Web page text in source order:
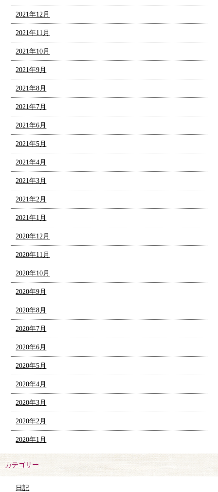
2021年12月
2021年11月
2021年10月
2021年9月
2021年8月
2021年7月
2021年6月
2021年5月
2021年4月
2021年3月
2021年2月
2021年1月
2020年12月
2020年11月
2020年10月
2020年9月
2020年8月
2020年7月
2020年6月
2020年5月
2020年4月
2020年3月
2020年2月
2020年1月
カテゴリー
日記